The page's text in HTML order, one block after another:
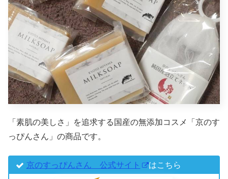
「素肌の美しさ」を追求する国産の無添加コスメ「京のす
っぴんさん」の商品です。
京のすっぴんさん 公式サイト はこちら